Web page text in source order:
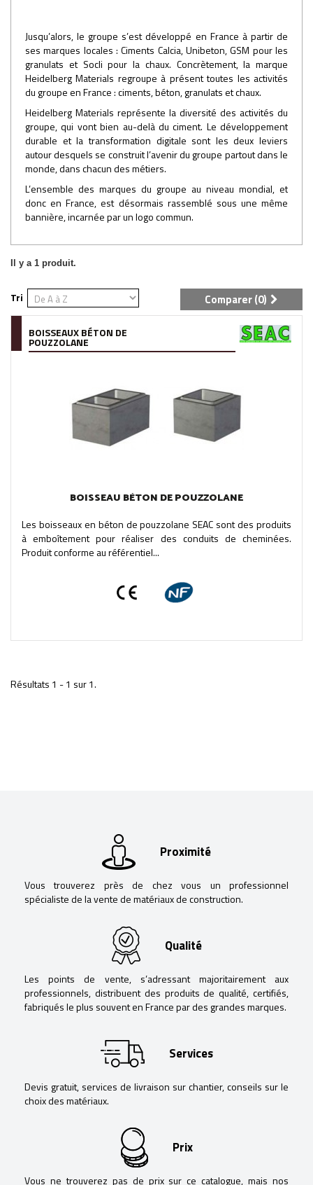
Jusqu’alors, le groupe s’est développé en France à partir de
ses marques locales : Ciments Calcia, Unibeton, GSM pour les
granulats et Socli pour la chaux. Concrètement, la marque
Heidelberg Materials regroupe à présent toutes les activités
du groupe en France : ciments, béton, granulats et chaux.
Heidelberg Materials représente la diversité des activités du
groupe, qui vont bien au-delà du ciment. Le développement
durable et la transformation digitale sont les deux leviers
autour desquels se construit l’avenir du groupe partout dans le
monde, dans chacun des métiers.
L’ensemble des marques du groupe au niveau mondial, et
donc en France, est désormais rassemblé sous une même
bannière, incarnée par un logo commun.
Il y a 1 produit.
Tri Comparer (0)
BOISSEAUX BÉTON DE
POUZZOLANE
BOISSEAU BÉTON DE POUZZOLANE
Les boisseaux en béton de pouzzolane SEAC sont des produits
à emboîtement pour réaliser des conduits de cheminées.
Produit conforme au référentiel...
Résultats 1 - 1 sur 1.
Proximité
Vous trouverez près de chez vous un professionnel
spécialiste de la vente de matériaux de construction.
Qualité
Les points de vente, s’adressant majoritairement aux
professionnels, distribuent des produits de qualité, certifiés,
fabriqués le plus souvent en France par des grandes marques.
Services
Devis gratuit, services de livraison sur chantier, conseils sur le
choix des matériaux.
Prix
Vous ne trouverez pas de prix sur ce catalogue, mais nos